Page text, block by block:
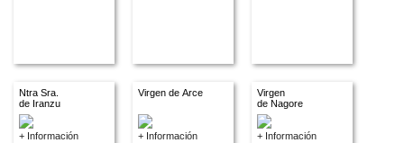
Ntra Sra.
de Iranzu
+ Información
Virgen de Arce
+ Información
Virgen
de Nagore
+ Información